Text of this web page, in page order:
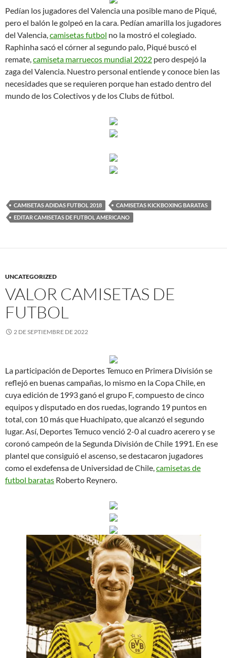
Pedían los jugadores del Valencia una posible mano de Piqué,
pero el balón le golpeó en la cara. Pedían amarilla los jugadores
del Valencia,camisetas futbol no la mostró el colegiado.
Raphinha sacó el córner al segundo palo, Piqué buscó el
remate,camiseta marruecos mundial 2022 pero despejó la
zaga del Valencia. Nuestro personal entiende y conoce bien las
necesidades que se requieren porque han estado dentro del
mundo de los Colectivos y de los Clubs de fútbol.
CAMISETAS ADIDAS FUTBOL 2018
CAMISETAS KICKBOXING BARATAS
EDITAR CAMISETAS DE FUTBOL AMERICANO
UNCATEGORIZED
VALOR CAMISETAS DE
FUTBOL
2 DE SEPTIEMBRE DE 2022
La participación de Deportes Temuco en Primera División se
reflejó en buenas campañas, lo mismo en la Copa Chile, en
cuya edición de 1993 ganó el grupo F, compuesto de cinco
equipos y disputado en dos ruedas, logrando 19 puntos en
total, con 10 más que Huachipato, que alcanzó el segundo
lugar. Así, Deportes Temuco venció 2-0 al cuadro acerero y se
coronó campeón de la Segunda División de Chile 1991. En ese
plantel que consiguió el ascenso, se destacaron jugadores
como el exdefensa de Universidad de Chile,camisetas de
futbol baratas Roberto Reynero.